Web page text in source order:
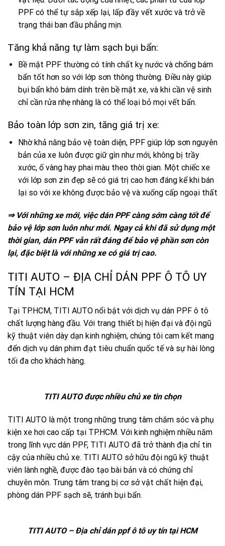
PPF có thể tự sắp xếp lại, lấp đầy vết xước và trở về
trạng thái ban đầu phẳng mịn.
Tăng khả năng tự làm sạch bụi bẩn:
Bề mặt PPF thường có tính chất kỵ nước và chống bám
bẩn tốt hơn so với lớp sơn thông thường. Điều này giúp
bụi bẩn khó bám dính trên bề mặt xe, và khi cần vệ sinh
chỉ cần rửa nhẹ nhàng là có thể loại bỏ mọi vết bẩn.
Bảo toàn lớp sơn zin, tăng giá trị xe:
Nhờ khả năng bảo vệ toàn diện, PPF giúp lớp sơn nguyên
bản của xe luôn được giữ gìn như mới, không bị trầy
xước, ố vàng hay phai màu theo thời gian. Một chiếc xe
với lớp sơn zin đẹp sẽ có giá trị cao hơn đáng kể khi bán
lại so với xe không được bảo vệ và xuống cấp ngoại thất
⇒ Với những xe mới, việc dán PPF càng sớm càng tốt để
bảo vệ lớp sơn luôn như mới. Ngay cả khi đã sử dụng một
thời gian, dán PPF vẫn rất đáng để bảo vệ phần sơn còn
lại, đặc biệt là với những xe có giá trị cao.
TITI AUTO – ĐỊA CHỈ DÁN PPF Ô TÔ UY
TÍN TẠI HCM
Tại TP.HCM, TITI AUTO nổi bật với dịch vụ dán PPF ô tô
chất lượng hàng đầu. Với trang thiết bị hiện đại và đội ngũ
kỹ thuật viên dày dạn kinh nghiệm, chúng tôi cam kết mang
đến dịch vụ dán phim đạt tiêu chuẩn quốc tế và sự hài lòng
tối đa cho khách hàng.
TITI AUTO được nhiều chủ xe tin chọn
TITI AUTO là một trong những trung tâm chăm sóc và phụ
kiện xe hơi cao cấp tại TP.HCM. Với kinh nghiệm nhiều năm
trong lĩnh vực dán PPF, TITI AUTO đã trở thành địa chỉ tin
cậy của nhiều chủ xe. TITI AUTO sở hữu đội ngũ kỹ thuật
viên lành nghề, được đào tạo bài bản và có chứng chỉ
chuyên môn. Trung tâm trang bị cơ sở vật chất hiện đại,
phòng dán PPF sạch sẽ, tránh bụi bẩn.
TITI AUTO – Địa chỉ dán ppf ô tô uy tín tại HCM